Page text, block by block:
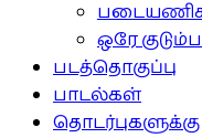
ஒரே
படத்தொகுப்பு
பாடல்கள்
தொடர்புகளுக்கு